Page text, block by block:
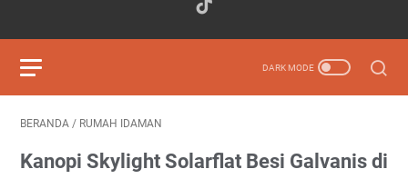
BERANDA / RUMAH IDAMAN
Kanopi Skylight Solarflat Besi Galvanis di